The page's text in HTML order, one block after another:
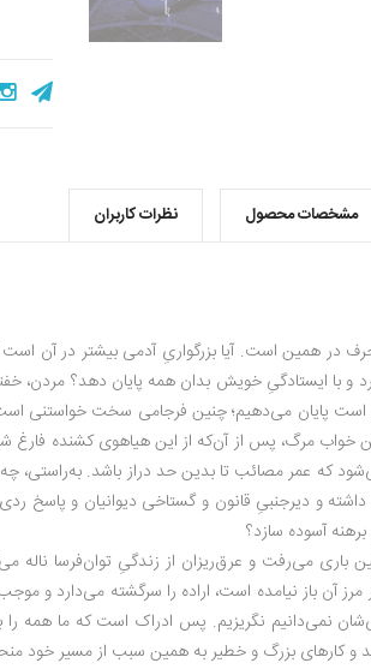
مشخصات محصول نظرات کاربران
در همین است. آیا بزرگوارىِ آدمى بیشتر در آن
و با ایستادگىِ خویش بدان‌‌ همه پایان دهد؟ مردن،
پایان می‌دهیم؛ چنین فرجامى سخت خواستنى
خواب مرگ، پس از آن‌‌که از این هیاهوى کشنده فارغ
که عمر مصائب تا بدین حد دراز باشد. به‌راستى، چه
و دیرجنبىِ قانون و گستاخى دیوانیان و پاسخ
آسوده سازد؟
بارى مى‌رفت و عرق‌ریزان از زندگىِ توان‌فرسا ناله
مرز آن باز نیامده است، اراده را سرگشته می‌دارد و
نمی‌دانیم نگریزیم. پس ادراک است که ما همه را
و کارهاى بزرگ و خطیر به همین سبب از مسیر